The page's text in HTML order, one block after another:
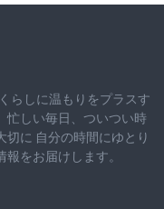
らしに温もりをプラスす
忙しい毎日、ついつい時
切に 自分の時間にゆとり
をお届けします。